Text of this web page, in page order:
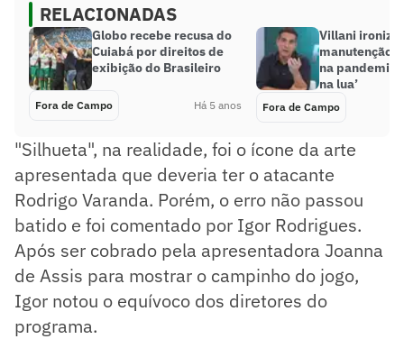
RELACIONADAS
Globo recebe recusa do
Cuiabá por direitos de
exibição do Brasileiro
Fora de Campo Há 5 anos
Villani ironiza
manutenção
na pandemia:
na lua’
Fora de Campo
"Silhueta", na realidade, foi o ícone da arte
apresentada que deveria ter o atacante
Rodrigo Varanda. Porém, o erro não passou
batido e foi comentado por Igor Rodrigues.
Após ser cobrado pela apresentadora Joanna
de Assis para mostrar o campinho do jogo,
Igor notou o equívoco dos diretores do
programa.